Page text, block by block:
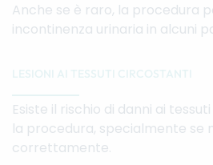
Anche se è raro, la procedura
incontinenza urinaria in alcuni
LESIONI AI TESSUTI CIRCOSTANTI
Esiste il rischio di danni ai
la procedura, specialmente se
correttamente.